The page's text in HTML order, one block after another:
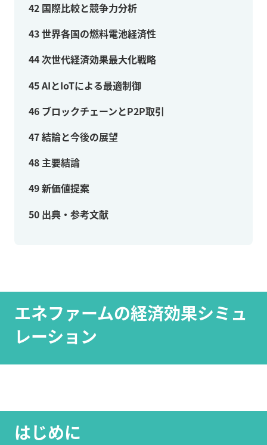
42 国際比較と競争力分析
43世界各国の燃料電池経済性
44次世代経済効果最大化戦略
45AIとIoTによる最適制御
46 ブロックチェーンとP2P取引
47結論と今後の展望
48主要結論
49新価値提案
50 出典・参考文献
エネファームの経済効果シミュ
レーション
はじめに